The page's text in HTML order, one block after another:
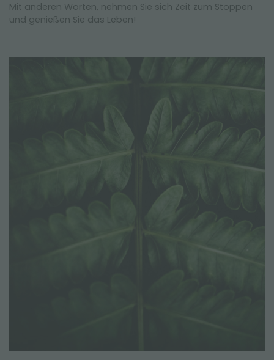
Mit anderen Worten, nehmen Sie sich Zeit zum Stoppen
und genießen Sie das Leben!